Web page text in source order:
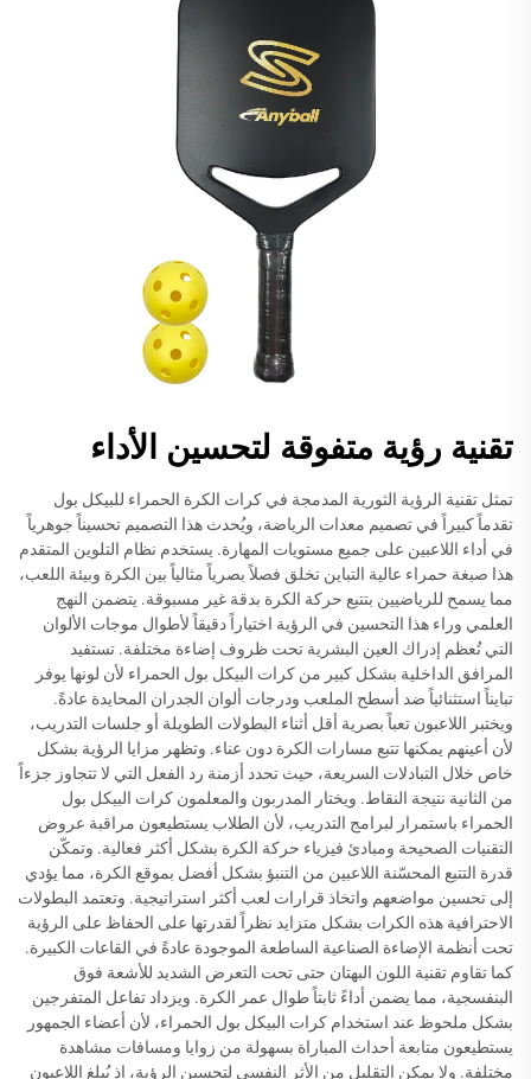
تقنية رؤية متفوقة لتحسين الأداء
تمثل تقنية الرؤية الثورية المدمجة في كرات الكرة الحمراء للبيكل بول
تقدماً كبيراً في تصميم معدات الرياضة، ويُحدث هذا التصميم تحسيناً جوهرياً
في أداء اللاعبين على جميع مستويات المهارة. يستخدم نظام التلوين المتقدم
هذا صبغة حمراء عالية التباين تخلق فصلاً بصرياً مثالياً بين الكرة وبيئة اللعب،
مما يسمح للرياضيين بتتبع حركة الكرة بدقة غير مسبوقة. يتضمن النهج
العلمي وراء هذا التحسين في الرؤية اختياراً دقيقاً لأطوال موجات الألوان
التي تُعظم إدراك العين البشرية تحت ظروف إضاءة مختلفة. تستفيد
المرافق الداخلية بشكل كبير من كرات البيكل بول الحمراء لأن لونها يوفر
تبايناً استثنائياً ضد أسطح الملعب ودرجات ألوان الجدران المحايدة عادةً.
ويختبر اللاعبون تعباً بصرية أقل أثناء البطولات الطويلة أو جلسات التدريب،
لأن أعينهم يمكنها تتبع مسارات الكرة دون عناء. وتظهر مزايا الرؤية بشكل
خاص خلال التبادلات السريعة، حيث تحدد أزمنة رد الفعل التي لا تتجاوز جزءاً
من الثانية نتيجة النقاط. ويختار المدربون والمعلمون كرات البيكل بول
الحمراء باستمرار لبرامج التدريب، لأن الطلاب يستطيعون مراقبة عروض
التقنيات الصحيحة ومبادئ فيزياء حركة الكرة بشكل أكثر فعالية. وتمكّن
قدرة التتبع المحسّنة اللاعبين من التنبؤ بشكل أفضل بموقع الكرة، مما يؤدي
إلى تحسين مواضعهم واتخاذ قرارات لعب أكثر استراتيجية. وتعتمد البطولات
الاحترافية هذه الكرات بشكل متزايد نظراً لقدرتها على الحفاظ على الرؤية
تحت أنظمة الإضاءة الصناعية الساطعة الموجودة عادةً في القاعات الكبيرة.
كما تقاوم تقنية اللون البهتان حتى تحت التعرض الشديد للأشعة فوق
البنفسجية، مما يضمن أداءً ثابتاً طوال عمر الكرة. ويزداد تفاعل المتفرجين
بشكل ملحوظ عند استخدام كرات البيكل بول الحمراء، لأن أعضاء الجمهور
يستطيعون متابعة أحداث المباراة بسهولة من زوايا ومسافات مشاهدة
مختلفة. ولا يمكن التقليل من الأثر النفسي لتحسين الرؤية، إذ يُبلغ اللاعبون